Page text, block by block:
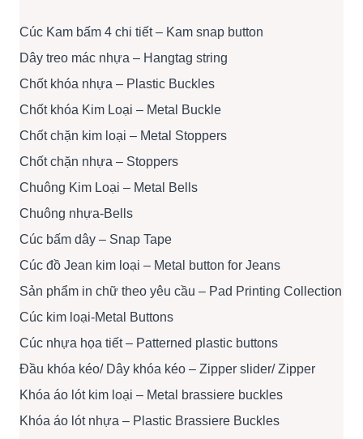
Cúc Kam bấm 4 chi tiết – Kam snap button
Dây treo mác nhựa – Hangtag string
Chốt khóa nhựa – Plastic Buckles
Chốt khóa Kim Loại – Metal Buckle
Chốt chặn kim loại – Metal Stoppers
Chốt chặn nhựa – Stoppers
Chuông Kim Loại – Metal Bells
Chuông nhựa-Bells
Cúc bấm dây – Snap Tape
Cúc đồ Jean kim loại – Metal button for Jeans
Sản phẩm in chữ theo yêu cầu – Pad Printing Collection
Cúc kim loại-Metal Buttons
Cúc nhựa họa tiết – Patterned plastic buttons
Đầu khóa kéo/ Dây khóa kéo – Zipper slider/ Zipper
Khóa áo lót kim loại – Metal brassiere buckles
Khóa áo lót nhựa – Plastic Brassiere Buckles